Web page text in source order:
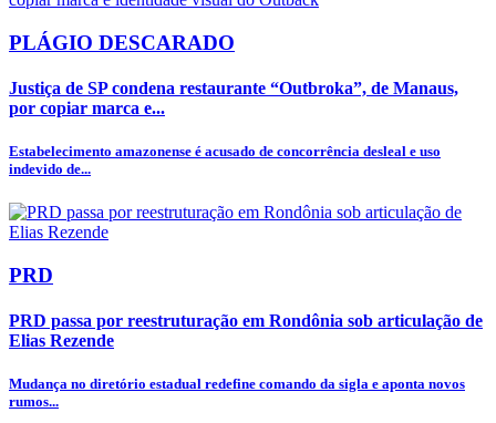
PLÁGIO DESCARADO
Justiça de SP condena restaurante “Outbroka”, de Manaus,
por copiar marca e...
Estabelecimento amazonense é acusado de concorrência desleal e uso
indevido de...
PRD
PRD passa por reestruturação em Rondônia sob articulação de
Elias Rezende
Mudança no diretório estadual redefine comando da sigla e aponta novos
rumos...